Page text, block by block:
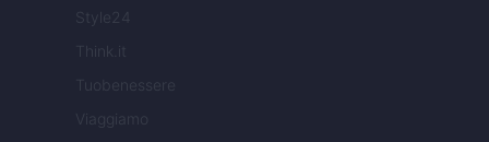
Style24
Think.it
Tuobenessere
Viaggiamo